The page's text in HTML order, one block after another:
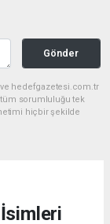
Gönder
ve hedefgazetesi.com.tr
tüm sorumluluğu tek
hiçbir şekilde